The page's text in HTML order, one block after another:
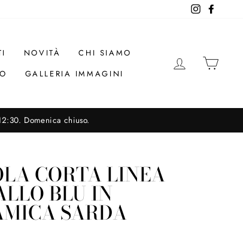
Instagram
NOVITÀ
CHI SIAMO
GALLERIA IMMAGINI
LOG IN
Domenica chiuso.
CORTA LINEA
BLU IN
SARDA